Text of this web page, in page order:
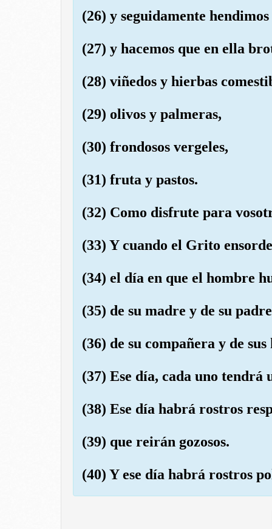
(26) y seguidamente
(27) y hacemos que en ella
(28) viñedos y hierbas
(29) olivos y palmeras,
(30) frondosos vergeles,
(31) fruta y pastos.
(32) Como disfrute para
(33) Y cuando el Grito
(34) el día en que el hombre
(35) de su madre y de su
(36) de su compañera y de sus
(37) Ese día, cada uno tendrá
(38) Ese día habrá rostros
(39) que reirán gozosos.
(40) Y ese día habrá rostros